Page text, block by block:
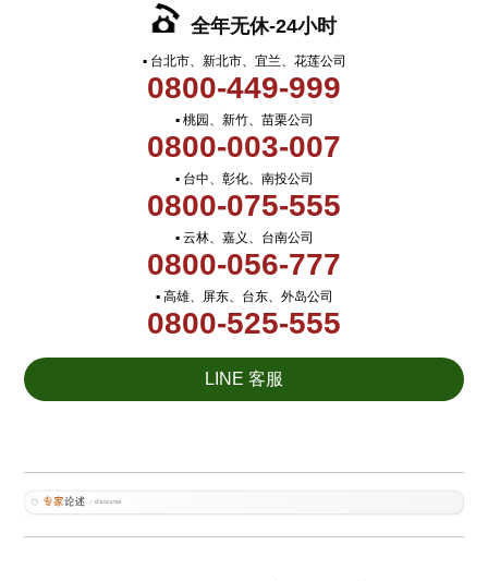
全年无休-24小时
▪ 台北市、新北市、宜兰、花莲公司
0800-449-999
▪ 桃园、新竹、苗栗公司
0800-003-007
▪ 台中、彰化、南投公司
0800-075-555
▪ 云林、嘉义、台南公司
0800-056-777
▪ 高雄、屏东、台东、外岛公司
0800-525-555
LINE 客服